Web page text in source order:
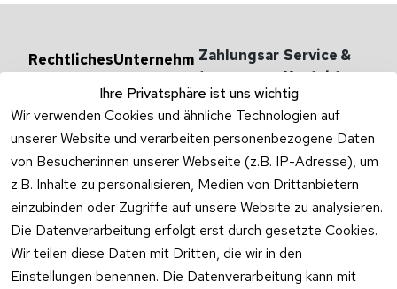
Ihre Privatsphäre ist uns wichtig
Wir verwenden Cookies und ähnliche Technologien auf
unserer Website und verarbeiten personenbezogene Daten
von Besucher:innen unserer Webseite (z.B. IP-Adresse), um
z.B. Inhalte zu personalisieren, Medien von Drittanbietern
einzubinden oder Zugriffe auf unsere Website zu analysieren.
Die Datenverarbeitung erfolgt erst durch gesetzte Cookies.
Wir teilen diese Daten mit Dritten, die wir in den
Einstellungen benennen. Die Datenverarbeitung kann mit
Rechtliches
Impressum
Datenschutzer
klärung
Widerrufsrecht
Vertrag
widerrufen
Unternehm
en
Versandarten
& -kosten
Ab- und
Überlaufgarnit
uren
Zahlungsar
ten
Versandpar
tner
Service &
Kontakt
Haben
Rufen Sie
oder
Sie per